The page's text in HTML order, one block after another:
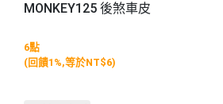
MONKEY125 後煞車皮
6點
(回饋1%,等於NT$6)